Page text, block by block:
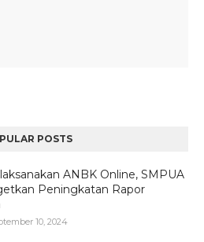
POSTS
ANBK Online, SMPUA
Peningkatan Rapor
10, 2024